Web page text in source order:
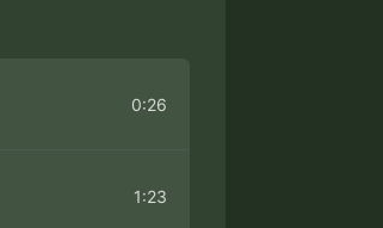
0:26
1:23